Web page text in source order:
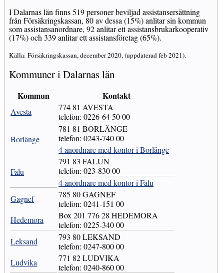
I Dalarnas län finns 519 personer beviljad assistansersättning
från Försäkringskassan, 80 av dessa (15%) anlitar sin kommun
som assistansanordnare, 92 anlitar ett assistansbrukarkooperativ
(17%) och 339 anlitar ett assistansföretag (65%).
Källa: Försäkringskassan, december 2020, (uppdaterad feb 2021).
Kommuner i Dalarnas län
Kommun Kontakt
Avesta
774 81 AVESTA
telefon: 0226-64 50 00
Borlänge
781 81 BORLÄNGE
telefon: 0243-740 00
4 anordnare med kontor i Borlänge
Falu
791 83 FALUN
telefon: 023-830 00
4 anordnare med kontor i Falu
Gagnef
785 80 GAGNEF
telefon: 0241-151 00
Hedemora
Box 201 776 28 HEDEMORA
telefon: 0225-340 00
Leksand
793 80 LEKSAND
telefon: 0247-800 00
Ludvika
771 82 LUDVIKA
telefon: 0240-860 00